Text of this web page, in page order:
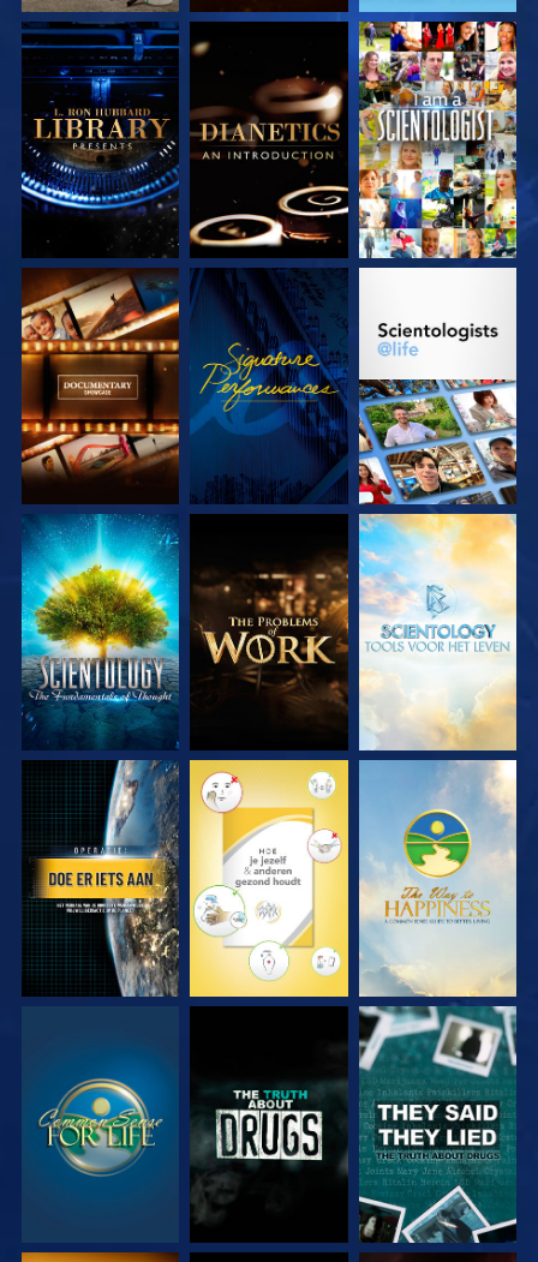
VERKEN DE SERIE VERKEN DE SERIE KIJK
VERKEN DE SERIE KIJK VERKEN DE SERIE
VERKEN DE SERIE VERKEN DE SERIE VERKEN DE SERIE
KIJK KIJK KIJK
KIJK KIJK KIJK